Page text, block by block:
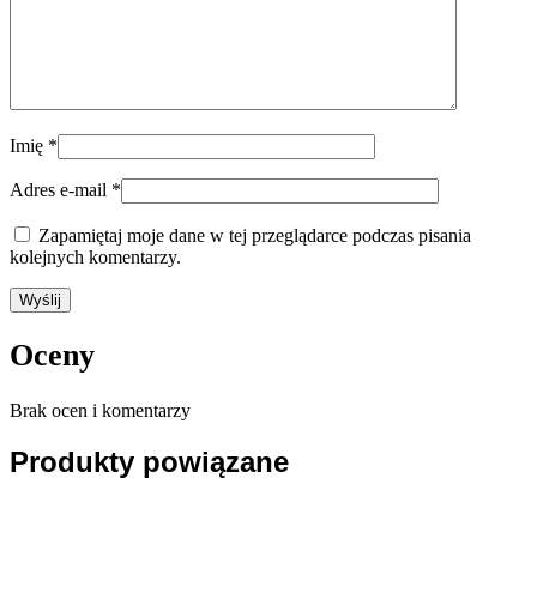
Imię *
Adres e-mail *
Zapamiętaj moje dane w tej przeglądarce podczas pisania
kolejnych komentarzy.
Oceny
Brak ocen i komentarzy
Produkty powiązane